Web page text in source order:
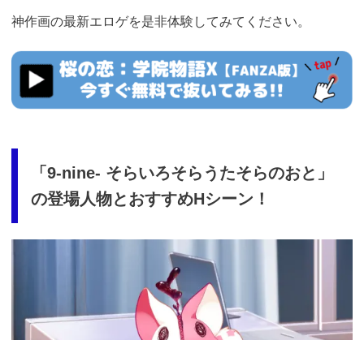
神作画の最新エロゲを是非体験してみてください。
https://cv-
measurement.com/ad/p/r?
medium=261&ad=1026&creative=906
「9-nine- そらいろそらうたそらのおと」
の登場人物とおすすめHシーン！